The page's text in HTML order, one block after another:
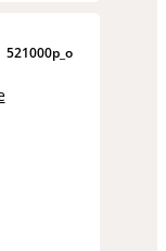
521000p_o